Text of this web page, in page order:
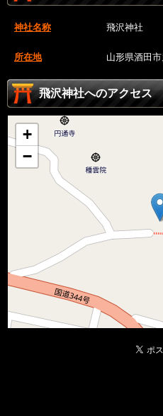
神社名称 飛沢神社
所在地 山形県酒田
飛沢神社へのアクセス
+
−